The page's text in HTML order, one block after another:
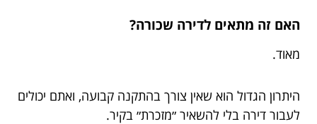
האם זה מתאים לדירה שכורה?
מאוד.
היתרון הגדול הוא שאין צורך בהתקנה קבועה, ואתם יכולים
לעבור דירה בלי להשאיר ״מזכרת״ בקיר.